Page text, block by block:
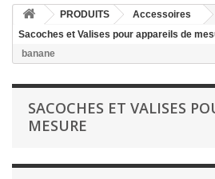
PRODUITS
Accessoires
Sacoches et Valises pour appareils de
banane
SACOCHES ET VALISES
MESURE